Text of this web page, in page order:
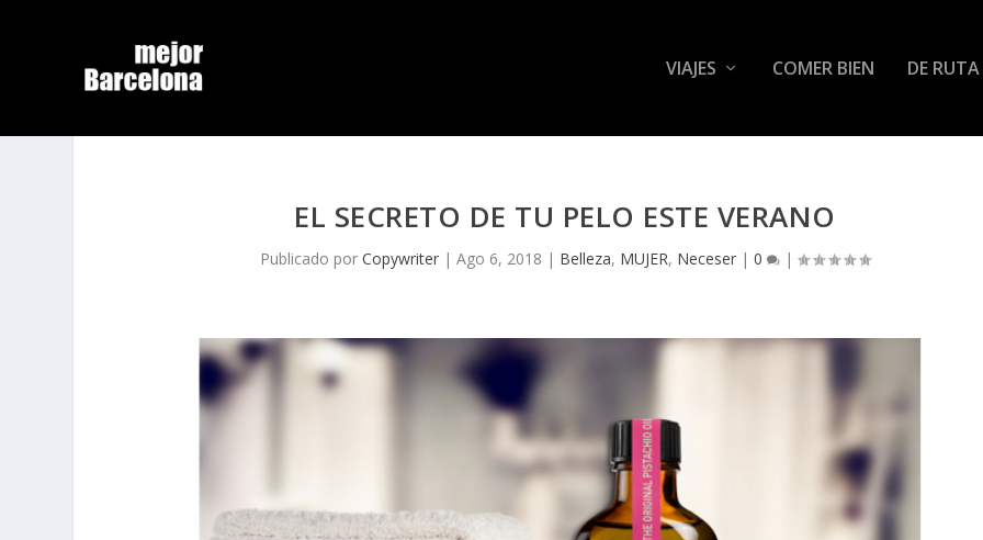
VIAJES COMER BIEN DE RUTA
EL SECRETO DE TU PELO ESTE VERANO
Publicado por Copywriter| Ago 6, 2018 | Belleza, MUJER, Neceser| 0 |